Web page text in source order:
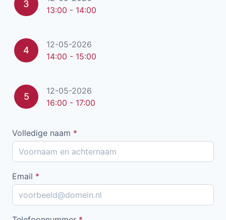
3
13:00 - 14:00
4
12-05-2026
14:00 - 15:00
5
12-05-2026
16:00 - 17:00
Volledige naam *
Email *